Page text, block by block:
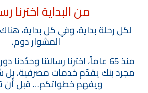
من البداية اخترنا
لكل رحلة بداية، وفي كل بداية،
المشوار دوم.
منذ 65 عاماً، اخترنا رسالتنا
مجرد بنك يقدّم خدمات مصرفية، بل
ويفهم خطواتكم… قبل أن